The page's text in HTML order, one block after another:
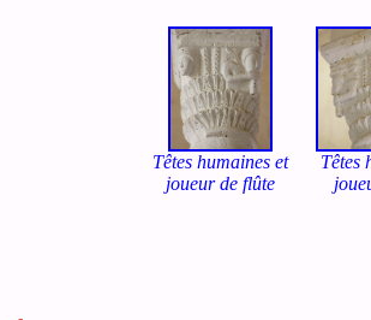
Têtes humaines et
joueur de flûte
Têtes